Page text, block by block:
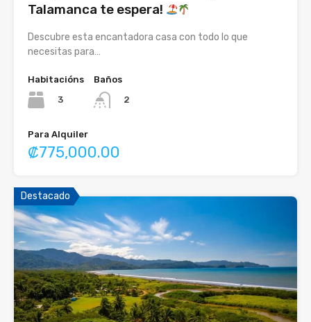
Talamanca te espera!
Descubre esta encantadora casa con todo lo que
necesitas para…
Habitacións
3
Baños
2
Para Alquiler
₡775,000.00
Destacado